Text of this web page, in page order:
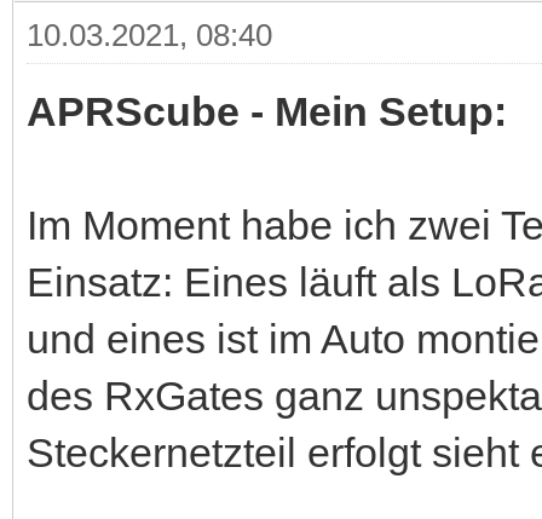
10.03.2021, 08:40
APRScube - Mein Setup:
Im Moment habe ich zwei
Einsatz: Eines läuft als
und eines ist im Auto
des RxGates ganz
Steckernetzteil erfolgt sieht